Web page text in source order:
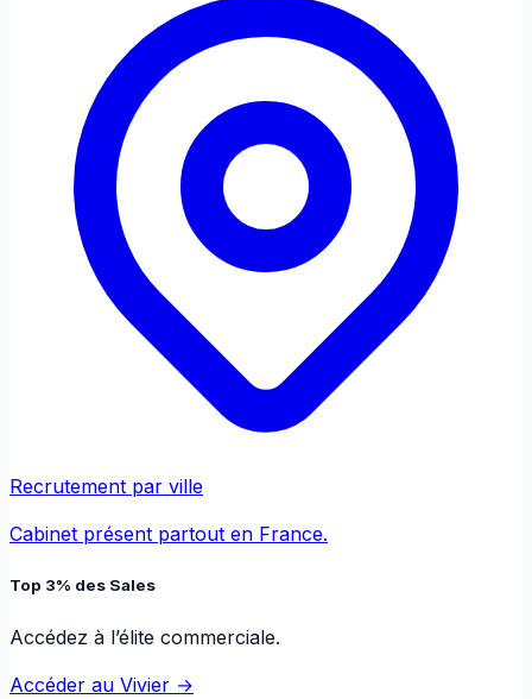
Recrutement par ville
Cabinet présent partout en France.
Top 3% des Sales
Accédez à l’élite commerciale.
Accéder au Vivier →